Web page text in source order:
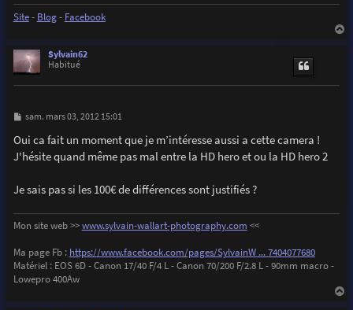
Site- Blog- Facebook
Sylvain62
Habitué
M
s
s
a
sam. mars 03, 2012 15:01
Oui ca fait un moment que je m’intéresse aussi a cette camera !
J'hésite quand même pas mal entre la HD hero et ou la HD hero 2
Je sais pas si les 100€ de différences sont justifiés ?
Mon site web >>www.sylvain-wallart-photography.com <<
Ma page Fb : https://www.facebook.com/pages/SylvainW ... 7404077680
Matériel : EOS 6D - Canon 17/40 F/4 L - Canon 70/200 F/2.8 L - 90mm macro -
Lowepro 400Aw